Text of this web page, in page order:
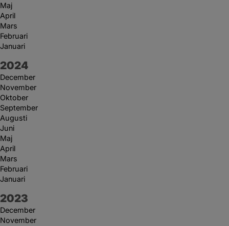
Maj
April
Mars
Februari
Januari
År:
2024
December
November
Oktober
September
Augusti
Juni
Maj
April
Mars
Februari
Januari
År:
2023
December
November